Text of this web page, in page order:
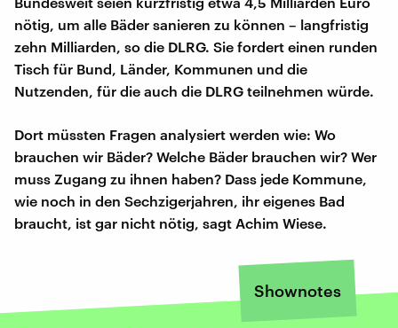
nötig, um alle Bäder sanieren zu können – langfristig
zehn Milliarden, so die DLRG. Sie fordert einen runden
Tisch für Bund, Länder, Kommunen und die
Nutzenden, für die auch die DLRG teilnehmen würde.
Dort müssten Fragen analysiert werden wie: Wo
brauchen wir Bäder? Welche Bäder brauchen wir? Wer
muss Zugang zu ihnen haben? Dass jede Kommune,
wie noch in den Sechzigerjahren, ihr eigenes Bad
braucht, ist gar nicht nötig, sagt Achim Wiese.
Shownotes